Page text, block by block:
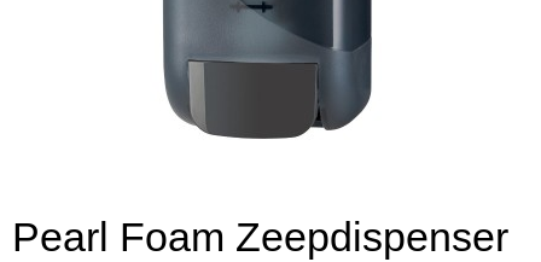
Pearl Foam Zeepdispenser